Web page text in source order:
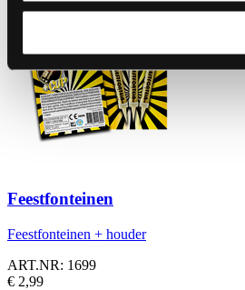
Feestfonteinen
Feestfonteinen + houder
ART.NR: 1699
€ 2,99